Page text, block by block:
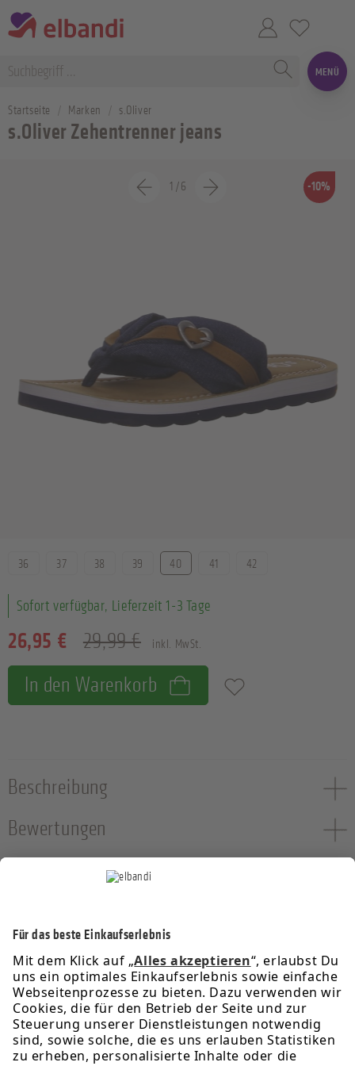
MENÜ
Startseite Marken s.Oliver
s.Oliver Zehentrenner jeans
-10%
1 /6
26,95 € 29,99 € inkl. MwSt.
Sofort verfügbar, Lieferzeit 1-3 Tage
Größe
36 37 38 39 40 41 42
In den Warenkorb Zum Merkzettel hinzufügen
Beschreibung
Bewertungen
Service-Hotline
Informationen
Rechtliches
Über uns